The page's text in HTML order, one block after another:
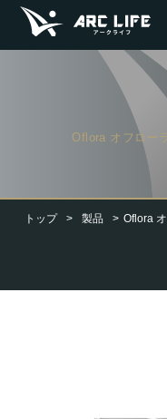
トップ 製品 Oflora オフロ
Oflora オフロー